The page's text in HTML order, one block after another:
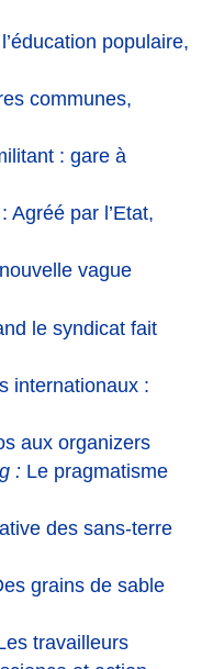
populaire,
communes,
: gare à
Agréé par l’Etat,
vague
le syndicat fait
internationaux :
aux organizers
:Le pragmatisme
des sans-terre
grains de sable
travailleurs